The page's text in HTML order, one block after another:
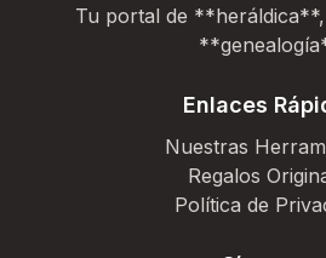
Tu portal de
Enlaces
Nuestras
Regalos
Política de